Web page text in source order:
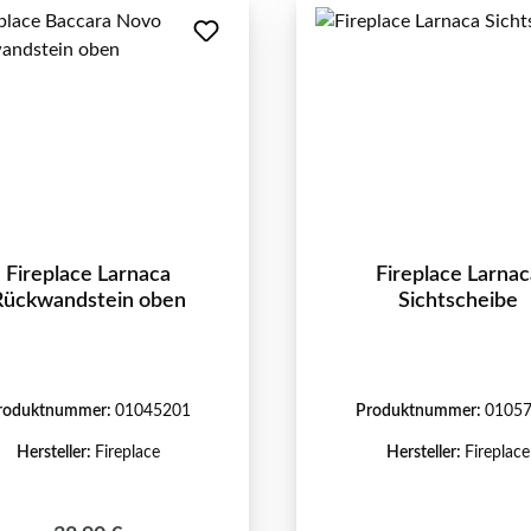
Fireplace Larnaca
oben
01045201
Hersteller: Fireplace
Fireplace
Sichtscheibe
Produktnummer:
Hersteller: Fireplace